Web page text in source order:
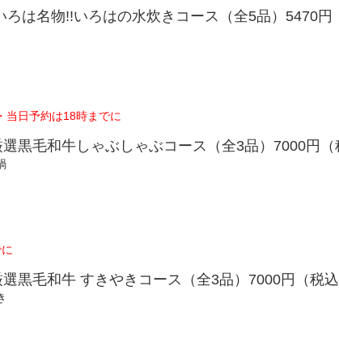
ろは名物!!いろはの水炊きコース（全5品）5470円
日予約は18時までに
選黒毛和牛しゃぶしゃぶコース（全3品）7000円（
選黒毛和牛 すきやきコース（全3品）7000円（税込